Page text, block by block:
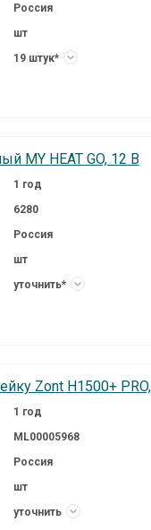
Россия
шт
19 штук*
MY HEAT GO, 12 В
1 год
6280
Россия
шт
уточнить*
Zont H1500+
1 год
ML00005968
Россия
шт
уточнить